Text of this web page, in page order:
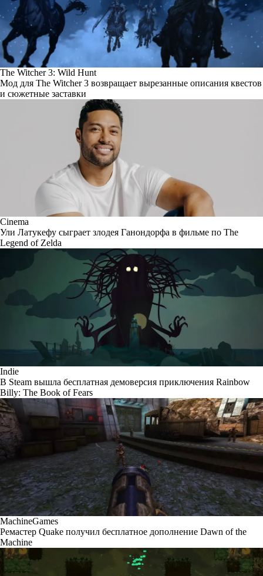
The Witcher 3: Wild Hunt
Мод для The Witcher 3 возвращает вырезанные описания квестов
и сюжетные заставки
Cinema
Ули Латукефу сыграет злодея Ганондорфа в фильме по The
Legend of Zelda
Indie
В Steam вышла бесплатная демоверсия приключения Rainbow
Billy: The Book of Fears
MachineGames
Ремастер Quake получил бесплатное дополнение Dawn of the
Machine